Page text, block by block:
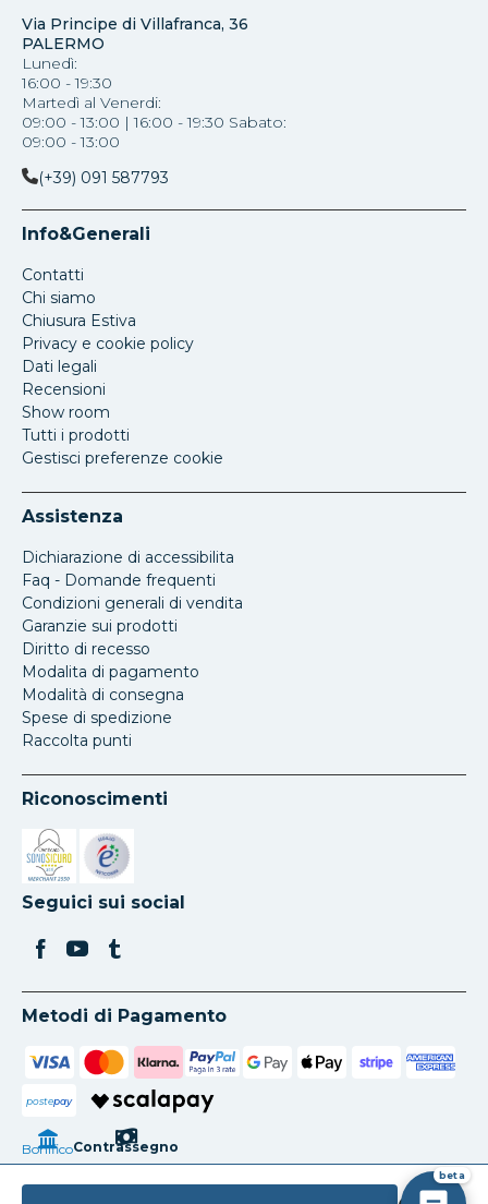
Via Principe di Villafranca, 36
PALERMO
Lunedì:
16:00 - 19:30
Martedì al Venerdi:
09:00 - 13:00 | 16:00 - 19:30 Sabato:
09:00 - 13:00
(+39) 091 587793
Info&Generali
Contatti
Chi siamo
Chiusura Estiva
Privacy e cookie policy
Dati legali
Recensioni
Show room
Tutti i prodotti
Gestisci preferenze cookie
Assistenza
Dichiarazione di accessibilita
Faq - Domande frequenti
Condizioni generali di vendita
Garanzie sui prodotti
Diritto di recesso
Modalita di pagamento
Modalità di consegna
Spese di spedizione
Raccolta punti
Riconoscimenti
Si apre in una nuova scheda
Si apre in una nuova scheda
Seguici sui social
Metodi di Pagamento
postepay
BonificoContrassegno
beta